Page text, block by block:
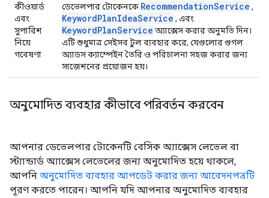
কীওয়ার্ড
এবং
সুপারিশ
নিয়ে
গবেষণা
ডেভেলপার টোকেনকে RecommendationService ,
KeywordPlanIdeaService , এবং
KeywordPlanService অ্যাক্সেস করার অনুমতি দিন।
এটি শুধুমাত্র সেইসব টুল ব্যবহার করে, যেগুলোর গুগল
অ্যাডস ক্যাম্পেইন তৈরি ও পরিচালনা সহজ করার জন্য
সাজেশনের প্রয়োজন হয়।
অনুমোদিত ব্যবহার কীভাবে পরিবর্তন করবেন
আপনার ডেভেলপার টোকেনটি বেসিক অ্যাক্সেস লেভেল বা
স্ট্যান্ডার্ড অ্যাক্সেস লেভেলের জন্য অনুমোদিত হয়ে থাকলে,
আপনি অনুমোদিত ব্যবহার আপডেট করার জন্য আবেদনপত্রটি
পূরণ করতে পারেন। আপনি যদি আপনার অনুমোদিত ব্যবহার